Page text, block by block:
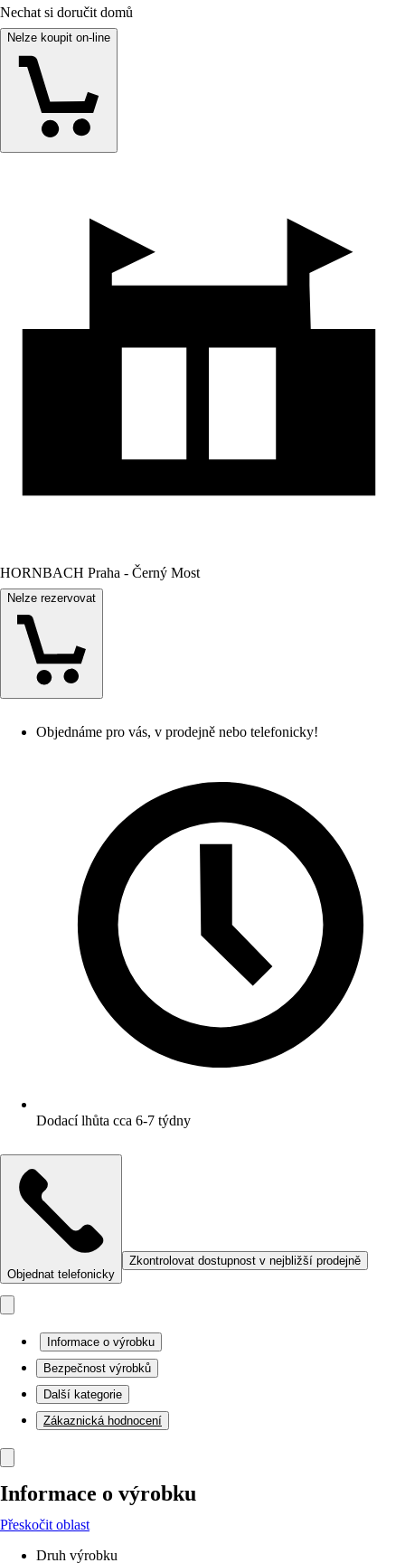
Nechat si doručit domů
Nelze koupit on-line
HORNBACH Praha - Černý Most
Nelze rezervovat
Objednáme pro vás, v prodejně nebo telefonicky!
Dodací lhůta cca 6-7 týdny
Objednat telefonicky
Zkontrolovat dostupnost v nejbližší prodejně
Informace o výrobku
Bezpečnost výrobků
Další kategorie
Zákaznická hodnocení
Informace o výrobku
Přeskočit oblast
Druh výrobku